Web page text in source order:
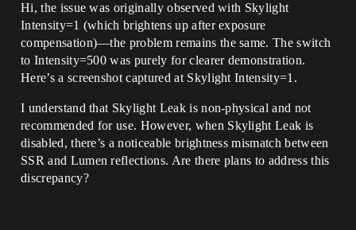
Hi, the issue was originally observed with ​​Skylight
Intensity=1​​ (which brightens up after exposure
compensation)—the problem remains the same. The switch
to ​​Intensity=500​​ was purely for clearer demonstration.
Here’s a screenshot captured at ​​Skylight Intensity=1​​.
I understand that ​​Skylight Leak​​ is non-physical and not
recommended for use. However, when ​​Skylight Leak is
disabled​​, there’s a noticeable brightness mismatch between ​​
SSR and Lumen reflections​​. Are there plans to address this
discrepancy?